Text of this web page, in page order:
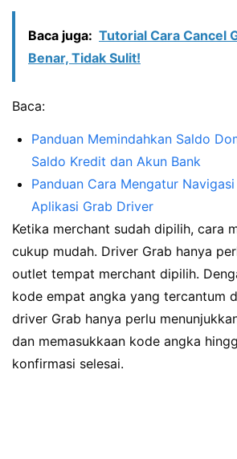
Baca juga: Tutorial Cara Cancel
Benar, Tidak Sulit!
Baca:
Panduan Memindahkan Saldo
Saldo Kredit dan Akun Bank
Panduan Cara Mengatur
Aplikasi Grab Driver
Ketika merchant sudah dipilih, cara
cukup mudah. Driver Grab hanya
outlet tempat merchant dipilih.
kode empat angka yang tercantum
driver Grab hanya perlu
dan memasukkaan kode angka
konfirmasi selesai.